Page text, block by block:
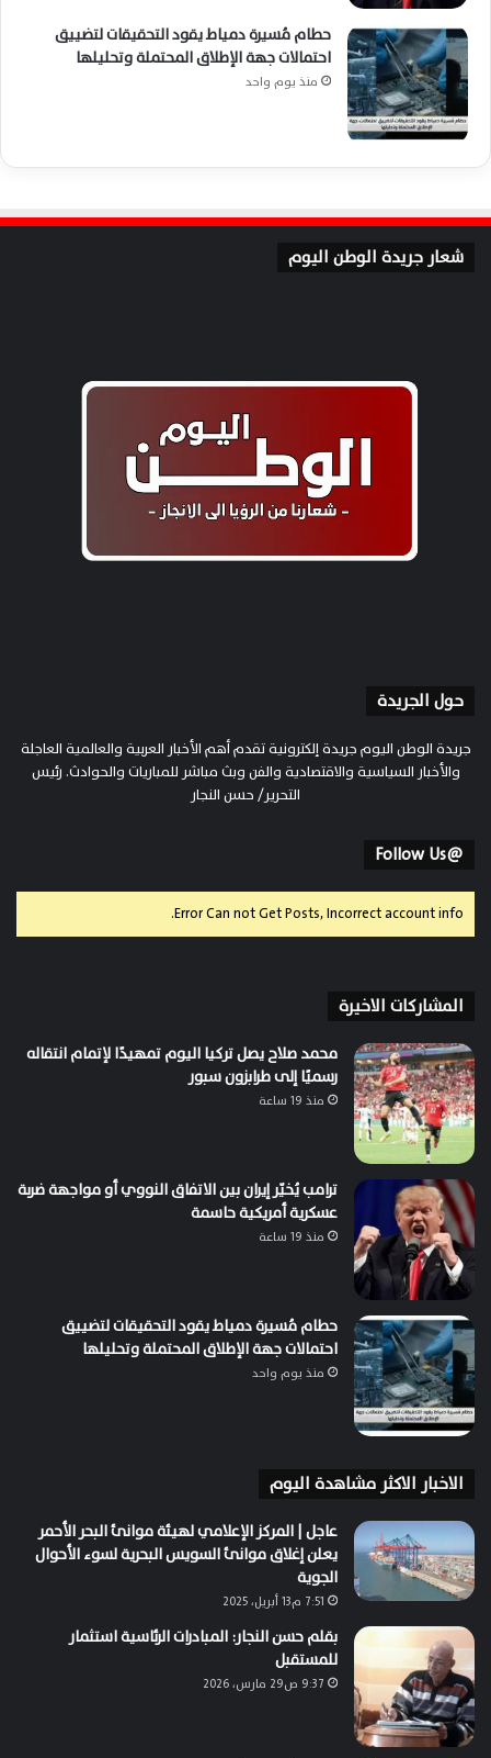
حطام مُسيرة دمياط يقود التحقيقات لتضييق
احتمالات جهة الإطلاق المحتملة وتحليلها
منذ يوم واحد
شعار جريدة الوطن اليوم
حول الجريدة
جريدة الوطن اليوم جريدة إلكترونية تقدم أهم الأخبار العربية والعالمية العاجلة
والأخبار السياسية والاقتصادية والفن وبث مباشر للمباريات والحوادث. رئيس
التحرير/ حسن النجار
@Follow Us
Error Can not Get Posts, Incorrect account info.
المشاركات الاخيرة
محمد صلاح يصل تركيا اليوم تمهيدًا لإتمام انتقاله
رسميًا إلى طرابزون سبور
منذ 19 ساعة
ترامب يُخيّر إيران بين الاتفاق النووي أو مواجهة ضربة
عسكرية أمريكية حاسمة
منذ 19 ساعة
حطام مُسيرة دمياط يقود التحقيقات لتضييق
احتمالات جهة الإطلاق المحتملة وتحليلها
منذ يوم واحد
الاخبار الاكثر مشاهدة اليوم
عاجل | المركز الإعلامي لهيئة موانئ البحر الأحمر
يعلن إغلاق موانئ السويس البحرية لسوء الأحوال
الجوية
7:51 م13 أبريل، 2025
بقلم حسن النجار: المبادرات الرئاسية استثمار
للمستقبل
9:37 ص29 مارس، 2026